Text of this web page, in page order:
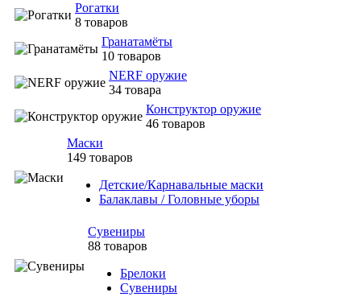
Рогатки
8 товаров
Гранатамёты
10 товаров
NERF оружие
34 товара
Конструктор оружие
46 товаров
Маски
149 товаров
Детские/Карнавальные маски
Балаклавы / Головные уборы
Сувениры
88 товаров
Брелоки
Сувениры